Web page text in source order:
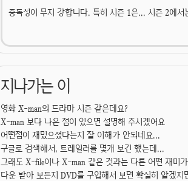
중독성이 무지 강합니다. 특히 시즌 1은... 시즌 2에
지나가는 이
영화 X-man의 드라마 시즌 같은데요?
X-man 보다 나은 점이 있으면 설명해 주시겠어요
어떤점이 재밌으셨다는지 잘 이해가 안되네요...
구글로 검색해서, 트레일러를 몇개 보긴 했는데...
그래도 X-file이나 X-man 같은 것과는 다른 어떤 재미
다운 받아 보든지 DVD를 구입해서 보면 확실히 알겠지